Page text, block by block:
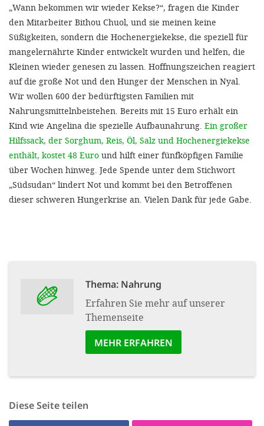
„Wann bekommen wir wieder Kekse?“, fragen die Kinder
den Mitarbeiter Bithou Chuol, und sie meinen keine
Süßigkeiten, sondern die Hochenergiekekse, die speziell für
mangelernährte Kinder entwickelt wurden und helfen, die
Kleinen wieder genesen zu lassen. Hoffnungszeichen reagiert
auf die große Not und den Hunger der Menschen in Nyal.
Wir wollen 600 der bedürftigsten Familien mit
Nahrungsmittelnbeistehen. Bereits mit 15 Euro erhält ein
Kind wie Angelina die spezielle Aufbaunahrung. Ein großer
Hilfssack, der Sorghum, Reis, Öl, Salz und Hochenergiekekse
enthält, kostet 48 Euro und hilft einer fünfköpfigen Familie
über Wochen hinweg. Jede Spende unter dem Stichwort
„Südsudan“ lindert Not und kommt bei den Betroffenen
dieser schweren Hungerkrise an. Vielen Dank für jede Gabe.
Thema: Nahrung
Erfahren Sie mehr auf unserer
Themenseite
MEHR ERFAHREN
Diese Seite teilen